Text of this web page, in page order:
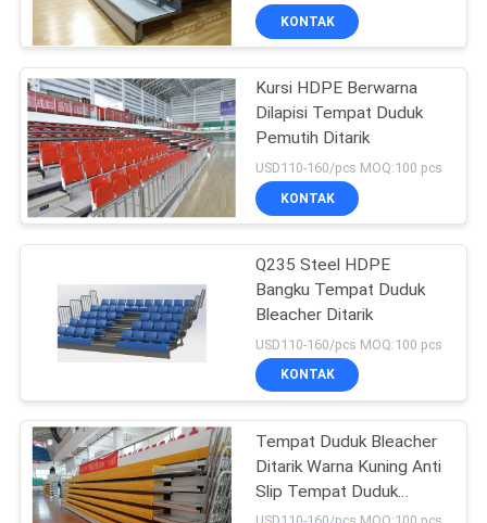
KONTAK
Kursi HDPE Berwarna
Dilapisi Tempat Duduk
Pemutih Ditarik
USD110-160/pcs MOQ:100 pcs
KONTAK
Q235 Steel HDPE
Bangku Tempat Duduk
Bleacher Ditarik
USD110-160/pcs MOQ:100 pcs
KONTAK
Tempat Duduk Bleacher
Ditarik Warna Kuning Anti
Slip Tempat Duduk
Berjenjang yang Dapat